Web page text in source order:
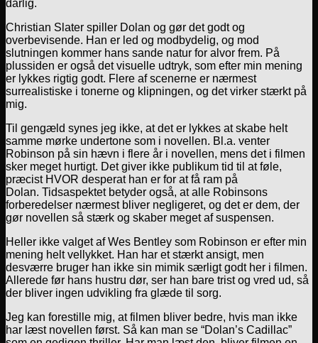
dårlig.
Christian Slater spiller Dolan og gør det godt og
overbevisende. Han er led og modbydelig, og mod
slutningen kommer hans sande natur for alvor frem. På
plussiden er også det visuelle udtryk, som efter min mening
er lykkes rigtig godt. Flere af scenerne er nærmest
surrealistiske i tonerne og klipningen, og det virker stærkt på
mig.
Til gengæld synes jeg ikke, at det er lykkes at skabe helt
samme mørke undertone som i novellen. Bl.a. venter
Robinson på sin hævn i flere år i novellen, mens det i filmen
sker meget hurtigt. Det giver ikke publikum tid til at føle,
præcist HVOR desperat han er for at få ram på
Dolan. Tidsaspektet betyder også, at alle Robinsons
forberedelser nærmest bliver negligeret, og det er dem, der
gør novellen så stærk og skaber meget af suspensen.
Heller ikke valget af Wes Bentley som Robinson er efter min
mening helt vellykket. Han har et stærkt ansigt, men
desværre bruger han ikke sin mimik særligt godt her i filmen.
Allerede før hans hustru dør, ser han bare trist og vred ud, så
der bliver ingen udvikling fra glæde til sorg.
Jeg kan forestille mig, at filmen bliver bedre, hvis man ikke
har læst novellen først. Så kan man se “Dolan’s Cadillac”